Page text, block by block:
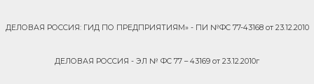
ДЕЛОВАЯ РОССИЯ: ГИД ПО ПРЕДПРИЯТИЯМ» - ПИ №ФС 77-43168 от 23.12.2010
ДЕЛОВАЯ РОССИЯ - ЭЛ № ФС 77 – 43169 от 23.12.2010г